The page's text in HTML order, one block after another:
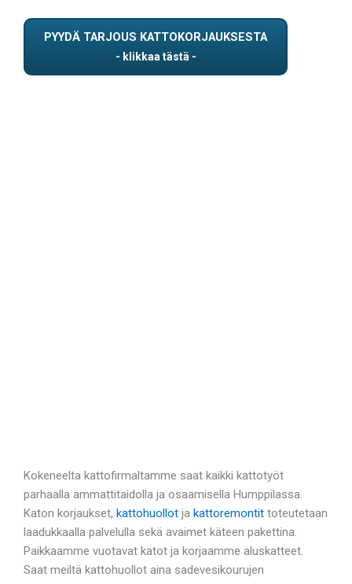
PYYDÄ TARJOUS KATTOKORJAUKSESTA
Kokeneelta kattofirmaltamme saat kaikki kattotyöt
parhaalla ammattitaidolla ja osaamisella Humppilassa.
Katon korjaukset, kattohuollot ja kattoremontit toteutetaan
laadukkaalla palvelulla sekä avaimet käteen pakettina.
Paikkaamme vuotavat katot ja korjaamme aluskatteet.
Saat meiltä kattohuollot aina sadevesikourujen